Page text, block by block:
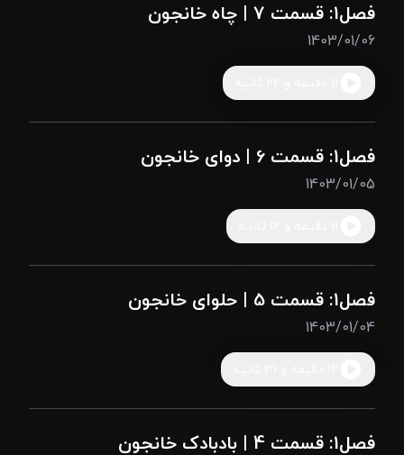
فصل1: قسمت 7 | چاه خانجون
1403/01/06
فصل1: قسمت 6 | دوای خانجون
1403/01/05
فصل1: قسمت 5 | حلوای خانجون
1403/01/04
فصل1: قسمت 4 | بادبادک خانجون